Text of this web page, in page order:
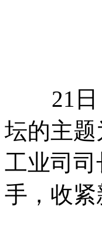
21日，
坛的主题
工业司
手，收